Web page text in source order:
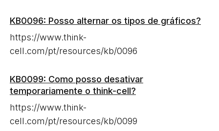
KB0096: Posso alternar os tipos de gráficos?
https://www.think-
cell.com/pt/resources/kb/0096
KB0099: Como posso desativar
temporariamente o think-cell?
https://www.think-
cell.com/pt/resources/kb/0099